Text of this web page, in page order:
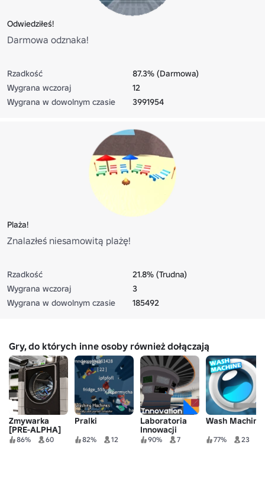
Odwiedziłeś!
Darmowa odznaka!
Rzadkość
87.3% (Darmowa)
Wygrana wczoraj
12
Wygrana w dowolnym czasie
3991954
Plaża!
Znalazłeś niesamowitą plażę!
Rzadkość
21.8% (Trudna)
Wygrana wczoraj
3
Wygrana w dowolnym czasie
185492
Gry, do których inne osoby również dołączają
Zmywarka
[PRE-ALPHA]
86% 60
Pralki
82% 12
Laboratoria
Innowacji
90% 7
Wash Machine
77% 23